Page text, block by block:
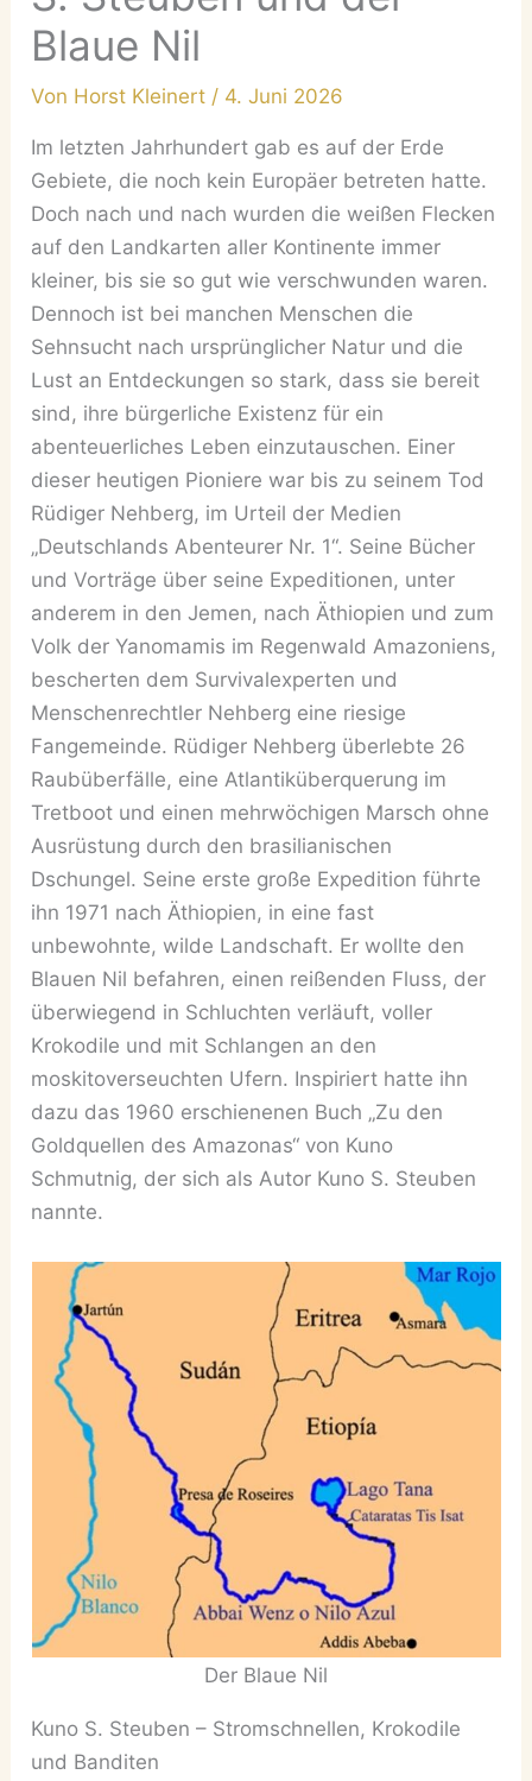
Blaue Nil
Von Horst Kleinert / 4. Juni 2026
Im letzten Jahrhundert gab es auf der Erde
Gebiete, die noch kein Europäer betreten hatte.
Doch nach und nach wurden die weißen Flecken
auf den Landkarten aller Kontinente immer
kleiner, bis sie so gut wie verschwunden waren.
Dennoch ist bei manchen Menschen die
Sehnsucht nach ursprünglicher Natur und die
Lust an Entdeckungen so stark, dass sie bereit
sind, ihre bürgerliche Existenz für ein
abenteuerliches Leben einzutauschen. Einer
dieser heutigen Pioniere war bis zu seinem Tod
Rüdiger Nehberg, im Urteil der Medien
„Deutschlands Abenteurer Nr. 1“. Seine Bücher
und Vorträge über seine Expeditionen, unter
anderem in den Jemen, nach Äthiopien und zum
Volk der Yanomamis im Regenwald Amazoniens,
bescherten dem Survivalexperten und
Menschenrechtler Nehberg eine riesige
Fangemeinde. Rüdiger Nehberg überlebte 26
Raubüberfälle, eine Atlantiküberquerung im
Tretboot und einen mehrwöchigen Marsch ohne
Ausrüstung durch den brasilianischen
Dschungel. Seine erste große Expedition führte
ihn 1971 nach Äthiopien, in eine fast
unbewohnte, wilde Landschaft. Er wollte den
Blauen Nil befahren, einen reißenden Fluss, der
überwiegend in Schluchten verläuft, voller
Krokodile und mit Schlangen an den
moskitoverseuchten Ufern. Inspiriert hatte ihn
dazu das 1960 erschienenen Buch „Zu den
Goldquellen des Amazonas“ von Kuno
Schmutnig, der sich als Autor Kuno S. Steuben
nannte.
Der Blaue Nil
Kuno S. Steuben – Stromschnellen, Krokodile
und Banditen